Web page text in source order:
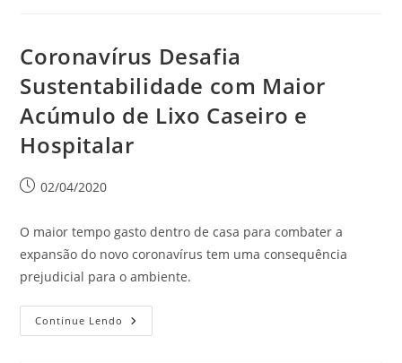
Coronavírus Desafia
Sustentabilidade com Maior
Acúmulo de Lixo Caseiro e
Hospitalar
02/04/2020
O maior tempo gasto dentro de casa para combater a
expansão do novo coronavírus tem uma consequência
prejudicial para o ambiente.
Continue Lendo